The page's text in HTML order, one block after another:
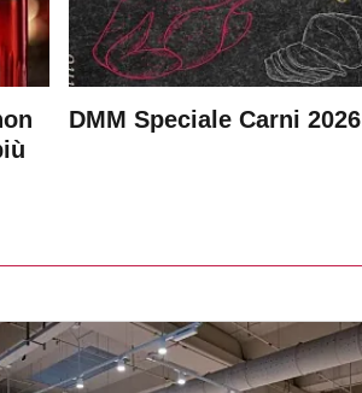
DMM Speciale Carni 2026